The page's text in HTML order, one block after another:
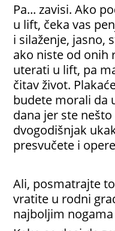
Pa... zavisi. Ako
u lift, čeka vas
i silaženje, jasno,
ako niste od onih
uterati u lift, pa
čitav život.
budete morali da
dana jer ste
dvogodišnjak
presvučete i
Ali, posmatrajte
vratite u rodni
najboljim